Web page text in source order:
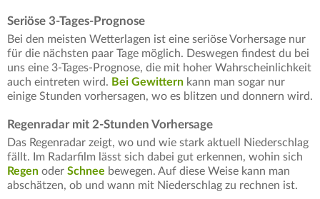
Seriöse 3-Tages-Prognose
Bei den meisten Wetterlagen ist eine seriöse Vorhersage nur
für die nächsten paar Tage möglich. Deswegen findest du bei
uns eine 3-Tages-Prognose, die mit hoher Wahrscheinlichkeit
auch eintreten wird. Bei Gewittern kann man sogar nur
einige Stunden vorhersagen, wo es blitzen und donnern wird.
Regenradar mit 2-Stunden Vorhersage
Das Regenradar zeigt, wo und wie stark aktuell Niederschlag
fällt. Im Radarfilm lässt sich dabei gut erkennen, wohin sich
Regen oder Schnee bewegen. Auf diese Weise kann man
abschätzen, ob und wann mit Niederschlag zu rechnen ist.